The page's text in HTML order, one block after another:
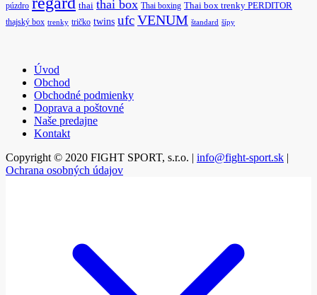
púzdro thai thai box Thai boxing Thai box trenky PERDITOR
thajský box trenky tričko twins ufcVENUM štandard šípy
Úvod
Obchod
Obchodné podmienky
Doprava a poštovné
Naše predajne
Kontakt
Copyright © 2020 FIGHT SPORT, s.r.o. | info@fight-sport.sk |
Ochrana osobných údajov